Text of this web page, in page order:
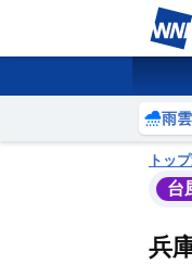
雨
トップ
台
兵